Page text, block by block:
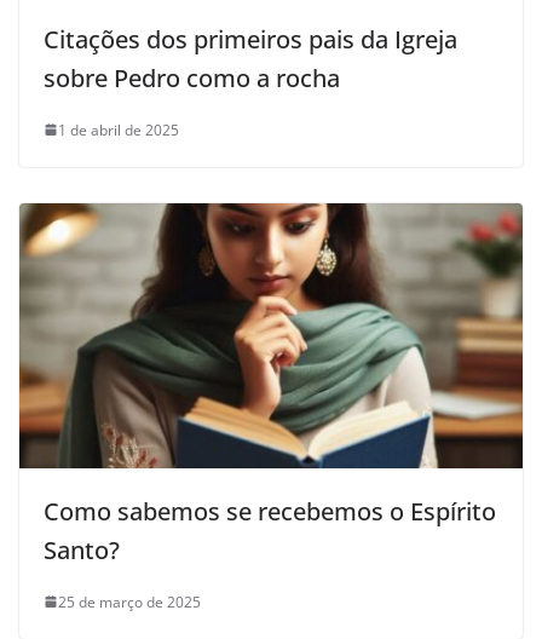
Citações dos primeiros pais da Igreja
sobre Pedro como a rocha
1 de abril de 2025
Como sabemos se recebemos o Espírito
Santo?
25 de março de 2025